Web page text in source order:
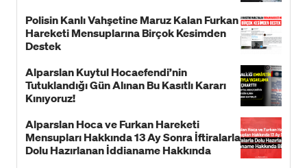
Polisin Kanlı Vahşetine Maruz Kalan Furkan
Hareketi Mensuplarına Birçok Kesimden
Destek
Alparslan Kuytul Hocaefendi’nin
Tutuklandığı Gün Alınan Bu Kasıtlı Kararı
Kınıyoruz!
Alparslan Hoca ve Furkan Hareketi
Mensupları Hakkında 13 Ay Sonra İftiralarla
Dolu Hazırlanan İddianame Hakkında